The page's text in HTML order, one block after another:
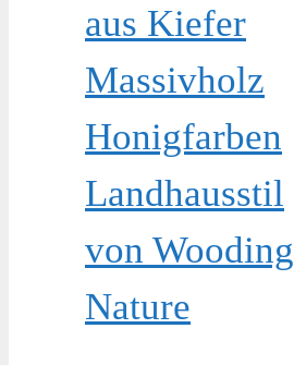
aus Kiefer
Massivholz
Honigfarben
Landhausstil
von Wooding
Nature